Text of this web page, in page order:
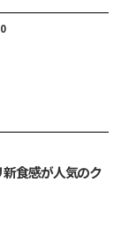
食感が人気のク